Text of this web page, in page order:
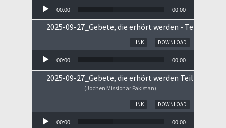
00:00 00:00
2025-09-27_Gebete, die erhört werden - Teil II
DOWNLOAD
LINK
00:00 00:00
2025-09-27_Gebete, die erhört werden Teil I
(Jochen Missionar Pakistan)
DOWNLOAD
LINK
00:00 00:00